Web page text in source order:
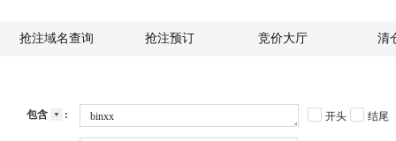
抢注域名查询 抢注预订 竞价大厅 清
包含 开头 结尾